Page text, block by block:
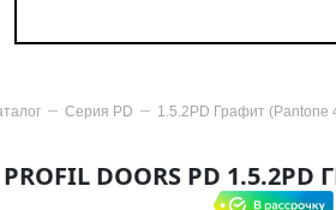
Серия PD 1.5.2PD Графит (Pantone
DOORS PD 1.5.2PD